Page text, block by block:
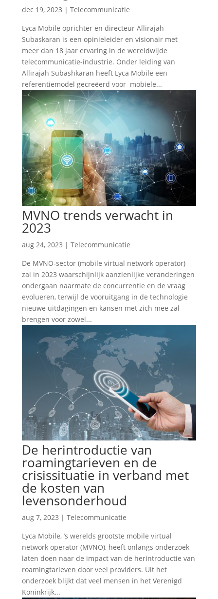
dec 19, 2023 | Telecommunicatie
Lyca Mobile oprichter en directeur Allirajah
Subaskaran is een opinieleider en visionair met
meer dan 18 jaar ervaring in de wereldwijde
telecommunicatie-industrie. Onder leiding van
Allirajah Subashkaran heeft Lyca Mobile een
referentiemodel gecreëerd voor mobiele...
MVNO trends verwacht in
2023
aug 24, 2023 | Telecommunicatie
De MVNO-sector (mobile virtual network operator)
zal in 2023 waarschijnlijk aanzienlijke veranderingen
ondergaan naarmate de concurrentie en de vraag
evolueren, terwijl de vooruitgang in de technologie
nieuwe uitdagingen en kansen met zich mee zal
brengen voor zowel...
De herintroductie van
roamingtarieven en de
crisissituatie in verband met
de kosten van
levensonderhoud
aug 7, 2023 | Telecommunicatie
Lyca Mobile, ’s werelds grootste mobile virtual
network operator (MVNO), heeft onlangs onderzoek
laten doen naar de impact van de herintroductie van
roamingtarieven door veel providers. Uit het
onderzoek blijkt dat veel mensen in het Verenigd
Koninkrijk...